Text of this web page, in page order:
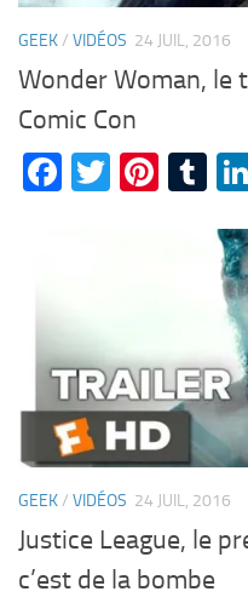
GEEK/ VIDÉOS 24 JUIL, 2016
Wonder Woman, le
Comic Con
Facebook
Twitter
GEEK/ VIDÉOS 24 JUIL, 2016
Justice League, le
c’est de la bombe